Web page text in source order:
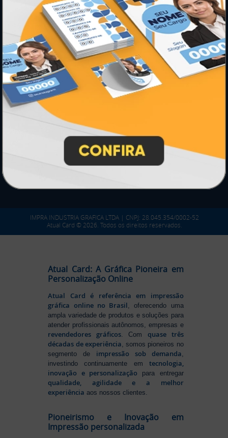
* Pagamento com cartão de crédito terá valor adicional.
** Pagamentos a prazo poderão ter acréscimo.
*** Nota fiscal sujeita a emissão de acordo com prestador de
serviço, conforme legislação pertinente.
PARTICIPE
SEGURANÇA
IMPRA INDUSTRIA GRAFICA LTDA | CNPJ: 28.045.354/0002-52
Atual Card © 2026. Todos os direitos reservados.
Atual Card: A Gráfica Pioneira em
Personalização Online
Atual Card é referência em impressão
gráfica online no Brasil , oferecendo uma
ampla variedade de produtos e soluções para
atender profissionais autônomos, empresas e
revendedores gráficos. Comquase três
décadas de experiência , somos pioneiros no
segmento de impressão sob demanda
investindo continuamente em tecnologia,
inovação e personalização para entregar
qualidade, agilidade e a melhor
experiência aos nossos clientes.
Pioneirismo e Inovação em
Impressão personalizada